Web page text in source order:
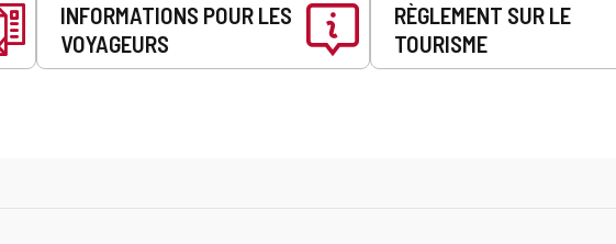
INFORMATIONS POUR LES
VOYAGEURS
RÈGLEMENT SUR LE
TOURISME